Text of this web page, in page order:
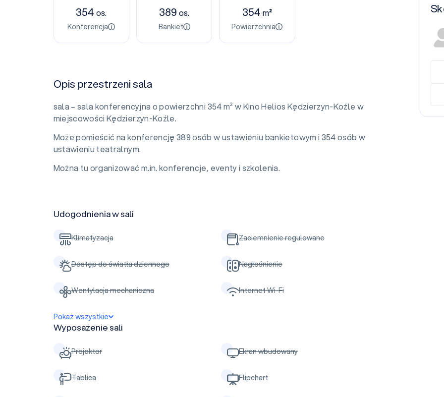
354os.
Konferencja
389os.
Bankiet
354 m²
Powierzchnia
Opis przestrzeni sala
sala – sala konferencyjna o powierzchni 354 m² w Kino Helios Kędzierzyn-Koźle w
miejscowości Kędzierzyn-Koźle.
Może pomieścić na konferencję 389 osób w ustawieniu bankietowym i 354 osób w
ustawieniu teatralnym.
Można tu organizować m.in. konferencje, eventy i szkolenia.
Udogodnienia w sali
Klimatyzacja Zaciemnienie regulowane
Dostęp do światła dziennego Nagłośnienie
Wentylacja mechaniczna Internet Wi-Fi
Pokaż wszystkie
Wyposażenie sali
Projektor Ekran wbudowany
Tablica Flipchart